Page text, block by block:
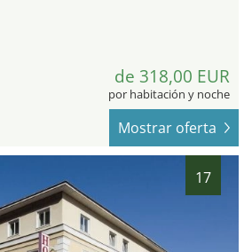
de 318,00 EUR
por habitación y noche
Mostrar oferta
17